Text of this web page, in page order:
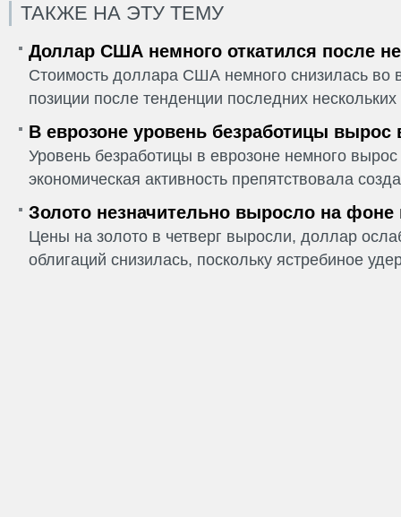
ТАКЖЕ НА ЭТУ ТЕМУ
Доллар США немного откатился после
Стоимость доллара США немного снизилась во
позиции после тенденции последних
В еврозоне уровень безработицы вырос
Уровень безработицы в еврозоне немного
экономическая активность препятствовала
Золото незначительно выросло на фоне
Цены на золото в четверг выросли, доллар
облигаций снизилась, поскольку ястребиное